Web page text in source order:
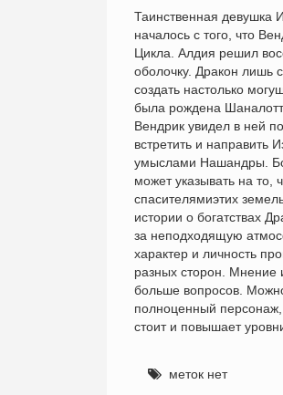
Таинственная девушка
началось с того, что
Цикла. Алдия решил
оболочку. Дракон лишь
создать настолько
была рождена
Вендрик увидел в ней
встретить и направить
умыслами Нашандры.
может указывать на то,
спасителямиэтих
истории о богатствах
за неподходящую
характер и личность
разных сторон. Мнение
больше вопросов.
полноценный
стоит и повышает
меток нет